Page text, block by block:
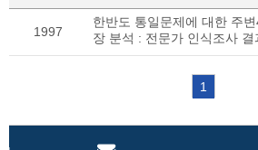
1997
한반도 통일문제에 대한 주
장 분석 : 전문가 인식조사 결
1